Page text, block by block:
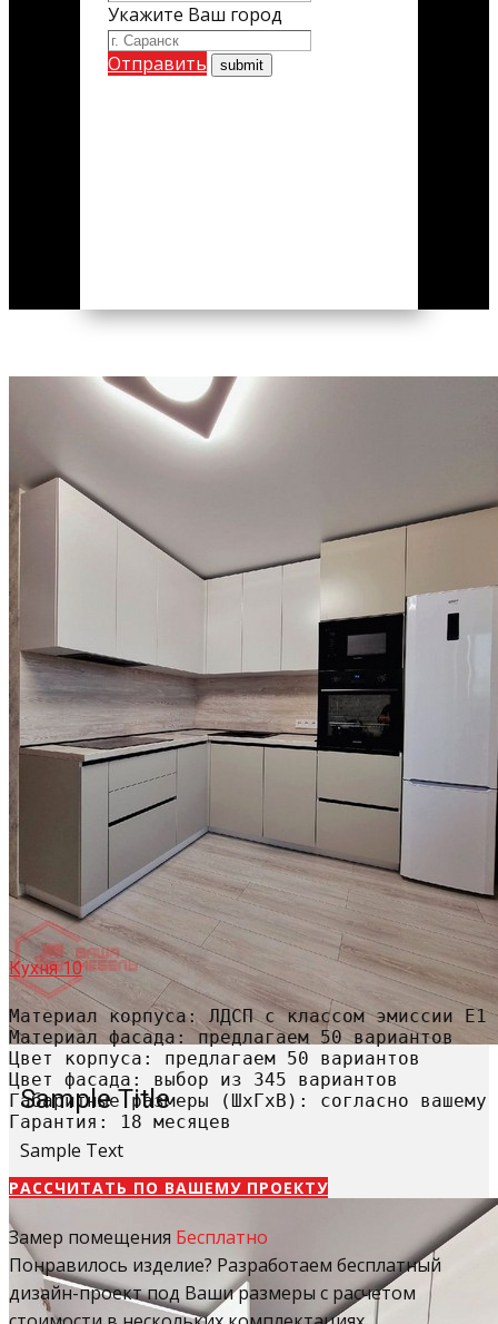
Укажите Ваш город
Отправить
Sample Title
Sample Text
Кухня 10
Материал корпуса: ЛДСП с классом эмиссии Е1
Материал фасада: предлагаем 50 вариантов
Цвет корпуса: предлагаем 50 вариантов
Цвет фасада: выбор из 345 вариантов
Габаритные размеры (ШхГхВ): согласно вашему
Гарантия: 18 месяцев
РАССЧИТАТЬ​ ПО ВАШЕМУ ПРОЕКТУ
Замер помещения Бесплатно
Понравилось изделие? Разработаем бесплатный
дизайн-проект под Ваши размеры с расчетом